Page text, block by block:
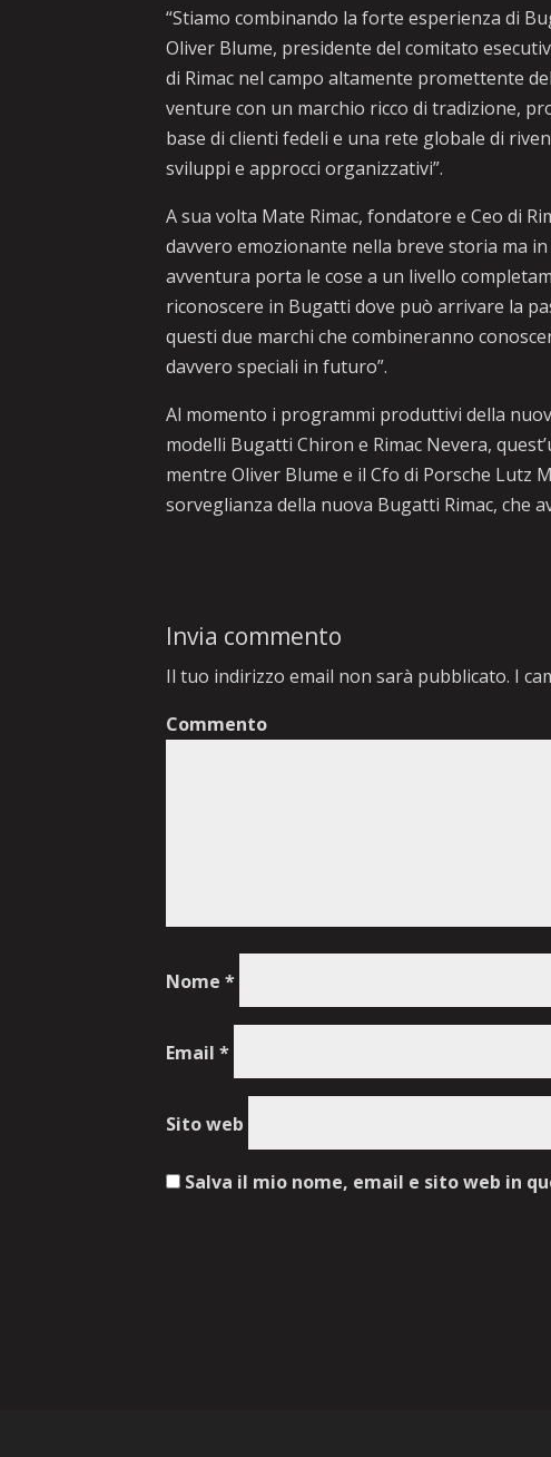
“Stiamo combinando la forte esperienza di
Oliver Blume, presidente del comitato
di Rimac nel campo altamente promettente
venture con un marchio ricco di tradizione,
base di clienti fedeli e una rete globale di
sviluppi e approcci organizzativi”.
A sua volta Mate Rimac, fondatore e Ceo di
davvero emozionante nella breve storia ma
avventura porta le cose a un livello
riconoscere in Bugatti dove può arrivare la
questi due marchi che combineranno
davvero speciali in futuro”.
Al momento i programmi produttivi della
modelli Bugatti Chiron e Rimac Nevera,
mentre Oliver Blume e il Cfo di Porsche Lutz
sorveglianza della nuova Bugatti Rimac, che
Invia commento
Il tuo indirizzo email non sarà pubblicato. I
Commento
Nome*
Email*
Sito web
Salva il mio nome, email e sito web in